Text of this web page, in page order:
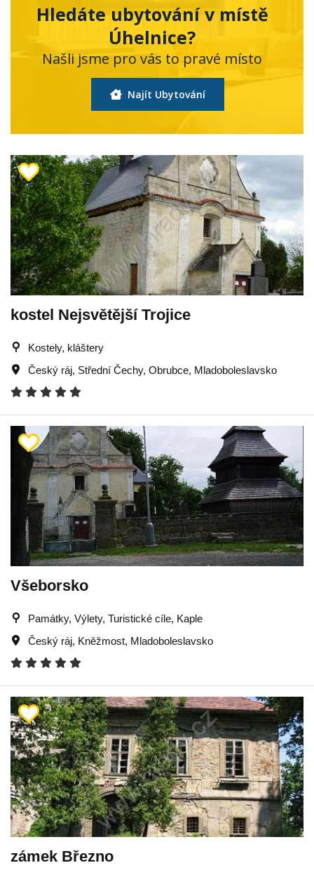
Hledáte ubytování v místě
Úhelnice?
Našli jsme pro vás to pravé místo
Najít Ubytování
kostel Nejsvětější Trojice
Kostely, kláštery
Český ráj, Střední Čechy, Obrubce, Mladoboleslavsko
Všeborsko
Památky, Výlety, Turistické cíle, Kaple
Český ráj, Kněžmost, Mladoboleslavsko
zámek Březno